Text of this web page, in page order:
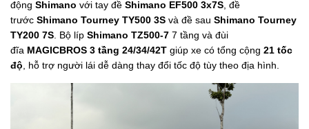
động Shimano với tay đề Shimano EF500 3x7S, đề
trước Shimano Tourney TY500 3S và đề sau Shimano Tourney
TY200 7S. Bộ líp Shimano TZ500-7 7 tầng và đùi
đĩa MAGICBROS 3 tầng 24/34/42T giúp xe có tổng cộng 21 tốc
độ, hỗ trợ người lái dễ dàng thay đổi tốc độ tùy theo địa hình.